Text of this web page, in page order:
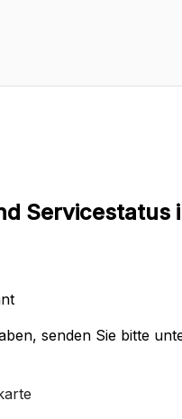
senden Sie bitte